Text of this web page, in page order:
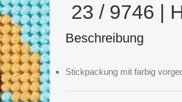
23 / 9746 |
Beschreibung
Stickpackung mit farbig